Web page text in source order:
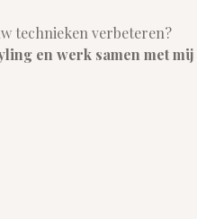
technieken verbeteren?
en werk samen met